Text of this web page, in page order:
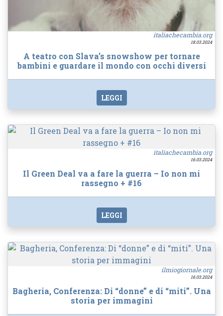
italiachecambia.org
18.03.2024
A teatro con Slava’s snowshow per tornare
bambini e guardare il mondo con occhi diversi
LEGGI
italiachecambia.org
16.03.2024
Il Green Deal va a fare la guerra – Io non mi
rassegno + #16
LEGGI
ilmiogiornale.org
16.03.2024
Bagheria, Conferenza: Di “donne” e di “miti”. Una
storia per immagini